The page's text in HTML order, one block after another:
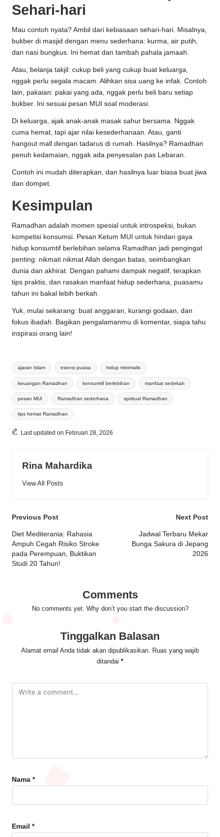
Sehari-hari
Mau contoh nyata? Ambil dari kebiasaan sehari-hari. Misalnya,
bukber di masjid dengan menu sederhana: kurma, air putih,
dan nasi bungkus. Ini hemat dan tambah pahala jamaah.
Atau, belanja takjil: cukup beli yang cukup buat keluarga,
nggak perlu segala macam. Alihkan sisa uang ke infak. Contoh
lain, pakaian: pakai yang ada, nggak perlu beli baru setiap
bukber. Ini sesuai pesan MUI soal moderasi.
Di keluarga, ajak anak-anak masak sahur bersama. Nggak
cuma hemat, tapi ajar nilai kesederhanaan. Atau, ganti
hangout mall dengan tadarus di rumah. Hasilnya? Ramadhan
penuh kedamaian, nggak ada penyesalan pas Lebaran.
Contoh ini mudah diterapkan, dan hasilnya luar biasa buat jiwa
dan dompet.
Kesimpulan
Ramadhan adalah momen spesial untuk introspeksi, bukan
kompetisi konsumsi. Pesan Ketum MUI untuk hindari gaya
hidup konsumtif berlebihan selama Ramadhan jadi pengingat
penting: nikmati nikmat Allah dengan batas, seimbangkan
dunia dan akhirat. Dengan pahami dampak negatif, terapkan
tips praktis, dan rasakan manfaat hidup sederhana, puasamu
tahun ini bakal lebih berkah.
Yuk, mulai sekarang: buat anggaran, kurangi godaan, dan
fokus ibadah. Bagikan pengalamanmu di komentar, siapa tahu
inspirasi orang lain!
Tags:
ajaran Islam esensi puasa hidup minimalis
keuangan Ramadhan konsumtif berlebihan manfaat sedekah
pesan MUI Ramadhan sederhana spiritual Ramadhan
tips hemat Ramadhan
Last updated on Februari 28, 2026
Rina Mahardika
View All Posts
Post
navigation
Previous Post
Diet Mediterania: Rahasia
Ampuh Cegah Risiko Stroke
pada Perempuan, Buktikan
Studi 20 Tahun!
Next Post
Jadwal Terbaru Mekar
Bunga Sakura di Jepang
2026
Comments
No comments yet. Why don’t you start the discussion?
Tinggalkan Balasan
Alamat email Anda tidak akan dipublikasikan. Ruas yang wajib
ditandai *
Nama *
Email *